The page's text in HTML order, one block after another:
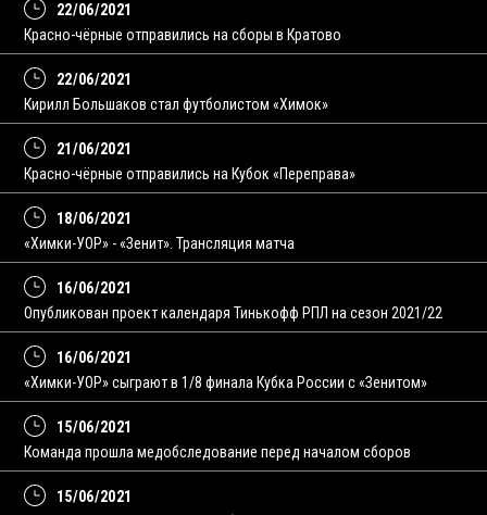
22/06/2021
Красно-чёрные отправились на сборы в Кратово
22/06/2021
Кирилл Большаков стал футболистом «Химок»
21/06/2021
Красно-чёрные отправились на Кубок «Переправа»
18/06/2021
«Химки-УОР» - «Зенит». Трансляция матча
16/06/2021
Опубликован проект календаря Тинькофф РПЛ на сезон 2021/22
16/06/2021
«Химки-УОР» сыграют в 1/8 финала Кубка России с «Зенитом»
15/06/2021
Команда прошла медобследование перед началом сборов
15/06/2021